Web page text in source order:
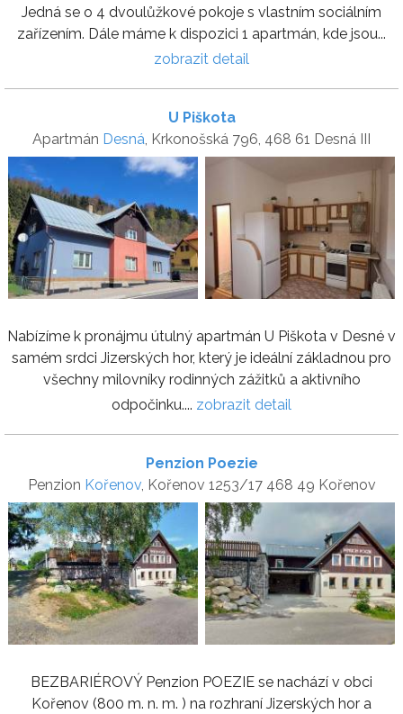
Jedná se o 4 dvoulůžkové pokoje s vlastním sociálním
zařízením. Dále máme k dispozici 1 apartmán, kde jsou...
zobrazit detail
U Piškota
Apartmán Desná, Krkonošská 796, 468 61 Desná III
Nabízíme k pronájmu útulný apartmán U Piškota v Desné v
samém srdci Jizerských hor, který je ideální základnou pro
všechny milovníky rodinných zážitků a aktivního
odpočinku.... zobrazit detail
Penzion Poezie
Penzion Kořenov, Kořenov 1253/17 468 49 Kořenov
BEZBARIÉROVÝ Penzion POEZIE se nachází v obci
Kořenov (800 m. n. m. ) na rozhraní Jizerských hor a